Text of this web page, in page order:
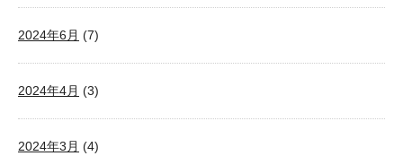
2024年6月 (7)
2024年4月 (3)
2024年3月 (4)